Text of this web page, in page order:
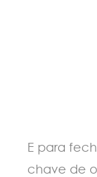
E para
chave de